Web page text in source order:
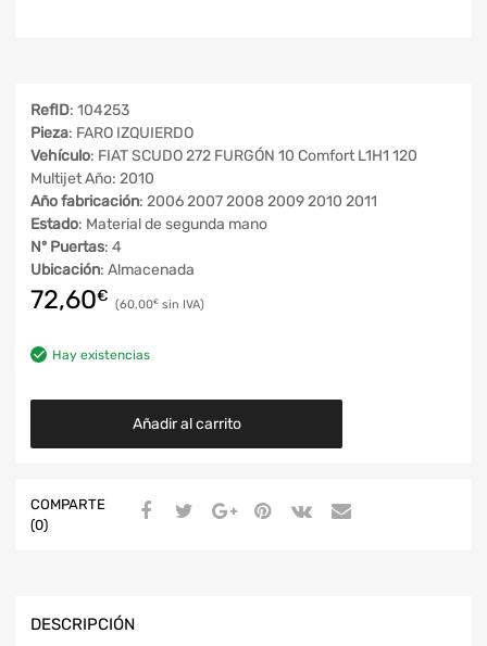
RefID: 104253
Pieza: FARO IZQUIERDO
Vehículo: FIAT SCUDO 272 FURGÓN 10 Comfort L1H1 120
Multijet Año: 2010
Año fabricación: 2006 2007 2008 2009 2010 2011
Estado: Material de segunda mano
Nº Puertas: 4
Ubicación: Almacenada
72,60€ 60,00€
Hay existencias
Añadir al carrito
COMPARTE
(0)
DESCRIPCIÓN